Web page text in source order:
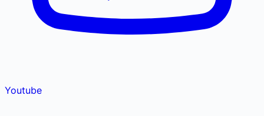
Youtube